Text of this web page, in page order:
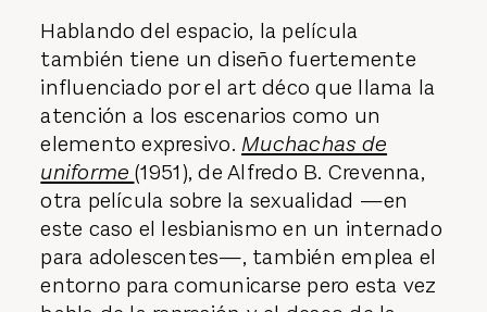
Hablando del espacio, la película
también tiene un diseño fuertemente
influenciado por el art déco que llama la
atención a los escenarios como un
elemento expresivo. Muchachas de
uniforme (1951), de Alfredo B. Crevenna,
otra película sobre la sexualidad —en
este caso el lesbianismo en un internado
para adolescentes—, también emplea el
entorno para comunicarse pero esta vez